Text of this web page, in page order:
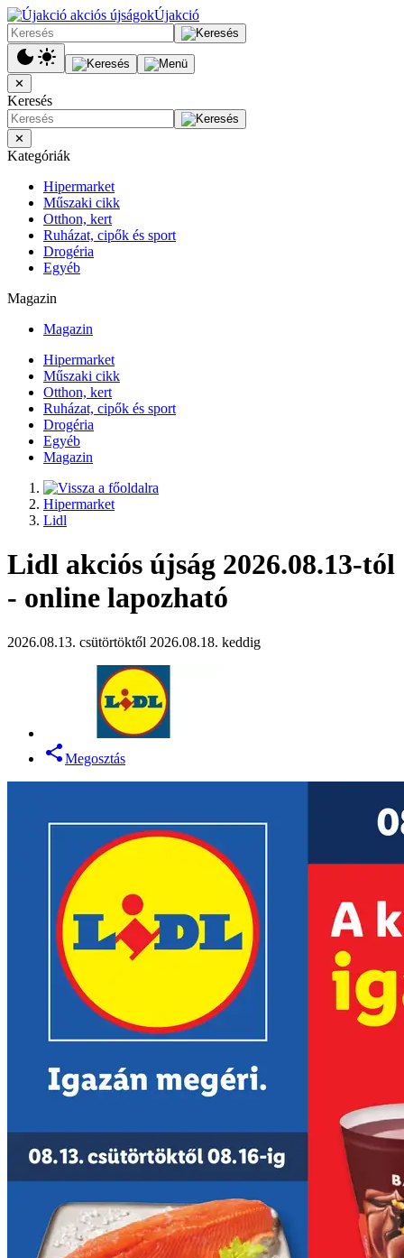
Újakció
✕
Keresés
✕
Kategóriák
Hipermarket
Műszaki cikk
Otthon, kert
Ruházat, cipők és sport
Drogéria
Egyéb
Magazin
Magazin
Hipermarket
Műszaki cikk
Otthon, kert
Ruházat, cipők és sport
Drogéria
Egyéb
Magazin
Hipermarket
Lidl
Lidl akciós újság 2026.08.13-tól
- online lapozható
2026.08.13. csütörtöktől 2026.08.18. keddig
Megosztás